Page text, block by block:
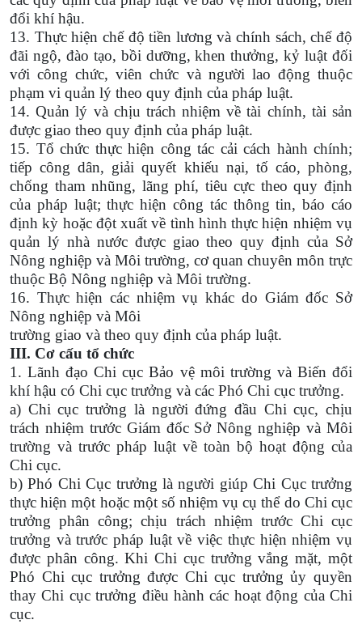
đổi khí hậu.
13. Thực hiện chế độ tiền lương và chính sách, chế độ
đãi ngộ, đào tạo, bồi dưỡng, khen thưởng, kỷ luật đối
với công chức, viên chức và người lao động thuộc
phạm vi quản lý theo quy định của pháp luật.
14. Quản lý và chịu trách nhiệm về tài chính, tài sản
được giao theo quy định của pháp luật.
15. Tổ chức thực hiện công tác cải cách hành chính;
tiếp công dân, giải quyết khiếu nại, tố cáo, phòng,
chống tham nhũng, lãng phí, tiêu cực theo quy định
của pháp luật; thực hiện công tác thông tin, báo cáo
định kỳ hoặc đột xuất về tình hình thực hiện nhiệm vụ
quản lý nhà nước được giao theo quy định của Sở
Nông nghiệp và Môi trường, cơ quan chuyên môn trực
thuộc Bộ Nông nghiệp và Môi trường.
16. Thực hiện các nhiệm vụ khác do Giám đốc Sở
Nông nghiệp và Môi
trường giao và theo quy định của pháp luật.
III. Cơ cấu tổ chức
1. Lãnh đạo Chi cục Bảo vệ môi trường và Biến đổi
khí hậu có Chi cục trưởng và các Phó Chi cục trưởng.
a) Chi cục trưởng là người đứng đầu Chi cục, chịu
trách nhiệm trước Giám đốc Sở Nông nghiệp và Môi
trường và trước pháp luật về toàn bộ hoạt động của
Chi cục.
b) Phó Chi Cục trưởng là người giúp Chi Cục trưởng
thực hiện một hoặc một số nhiệm vụ cụ thể do Chi cục
trưởng phân công; chịu trách nhiệm trước Chi cục
trưởng và trước pháp luật về việc thực hiện nhiệm vụ
được phân công. Khi Chi cục trưởng vắng mặt, một
Phó Chi cục trưởng được Chi cục trưởng ủy quyền
thay Chi cục trưởng điều hành các hoạt động của Chi
cục.